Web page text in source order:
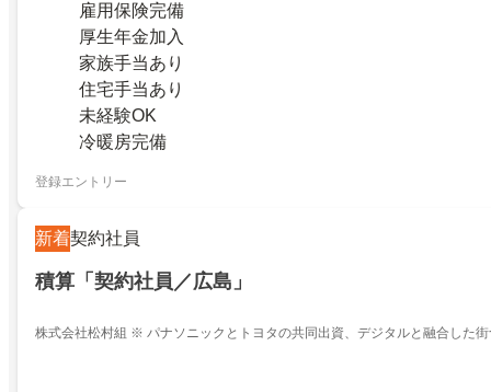
雇用保険完備
厚生年金加入
家族手当あり
住宅手当あり
未経験OK
冷暖房完備
登録エントリー
新着契約社員
積算「契約社員／広島」
株式会社松村組 ※ パナソニックとトヨタの共同出資、デジタルと融合した